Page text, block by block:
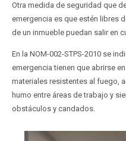
Otra medida de seguridad que
emergencia es que estén libres
de un inmueble puedan salir en
En la NOM-002-STPS-2010 se
emergencia tienen que abrirse
materiales resistentes al fuego,
humo entre áreas de trabajo y
obstáculos y candados.